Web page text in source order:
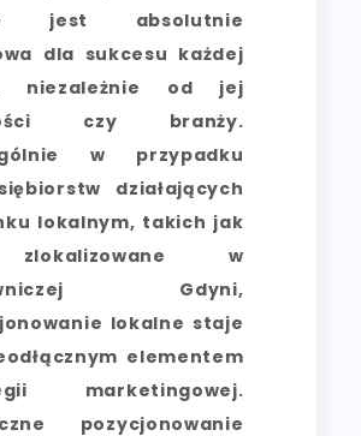
jest absolutnie
dla sukcesu każdej
niezależnie od jej
czy branży.
w przypadku
działających
lokalnym, takich jak
w
Gdyni,
lokalne staje
elementem
marketingowej.
pozycjonowanie